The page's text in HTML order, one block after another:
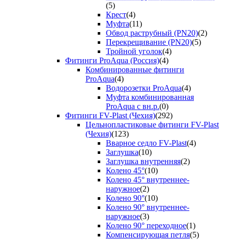
(5)
Крест(4)
Муфта(11)
Обвод раструбный (PN20)(2)
Перекрещивание (PN20)(5)
Тройной уголок(4)
Фитинги ProAqua (Россия)(4)
Комбинированные фитинги
ProAqua(4)
Водорозетки ProAqua(4)
Муфта комбинированная
ProAqua с вн.р.(0)
Фитинги FV-Plast (Чехия)(292)
Цельнопластиковые фитинги FV-Plast
(Чехия)(123)
Вварное седло FV-Plast(4)
Заглушка(10)
Заглушка внутренняя(2)
Колено 45°(10)
Колено 45° внутреннее-
наружное(2)
Колено 90°(10)
Колено 90° внутреннее-
наружное(3)
Колено 90° переходное(1)
Компенсирующая петля(5)